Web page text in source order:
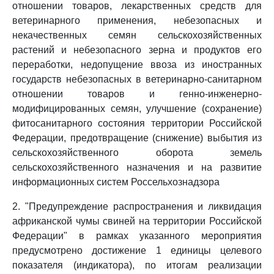
отношении товаров, лекарственных средств для
ветеринарного применения, небезопасных и
некачественных семян сельскохозяйственных
растений и небезопасного зерна и продуктов его
переработки, недопущение ввоза из иностранных
государств небезопасных в ветеринарно-санитарном
отношении товаров и генно-инженерно-
модифицированных семян, улучшение (сохранение)
фитосанитарного состояния территории Российской
Федерации, предотвращение (снижение) выбытия из
сельскохозяйственного оборота земель
сельскохозяйственного назначения и на развитие
информационных систем Россельхознадзора
2. "Предупреждение распространения и ликвидация
африканской чумы свиней на территории Российской
Федерации" в рамках указанного мероприятия
предусмотрено достижение 1 единицы целевого
показателя (индикатора), по итогам реализации